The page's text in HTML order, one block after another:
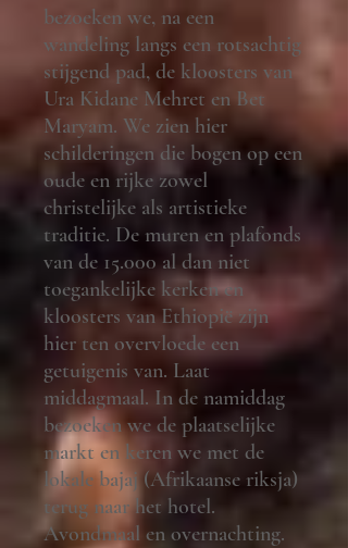
bezoeken we, na een
wandeling langs een rotsachtig
stijgend pad, de kloosters van
Ura Kidane Mehret en Bet
Maryam. We zien hier
schilderingen die bogen op een
oude en rijke zowel
christelijke als artistieke
traditie. De muren en plafonds
van de 15.000 al dan niet
toegankelijke kerken en
kloosters van Ethiopië zijn
hier ten overvloede een
getuigenis van. Laat
middagmaal. In de namiddag
bezoeken we de plaatselijke
markt en keren we met de
lokale bajaj (Afrikaanse riksja)
terug naar het hotel.
Avondmaal en overnachting.